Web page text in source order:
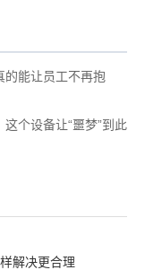
的能让员工不再抱
个设备让“噩梦”到此
解决更合理